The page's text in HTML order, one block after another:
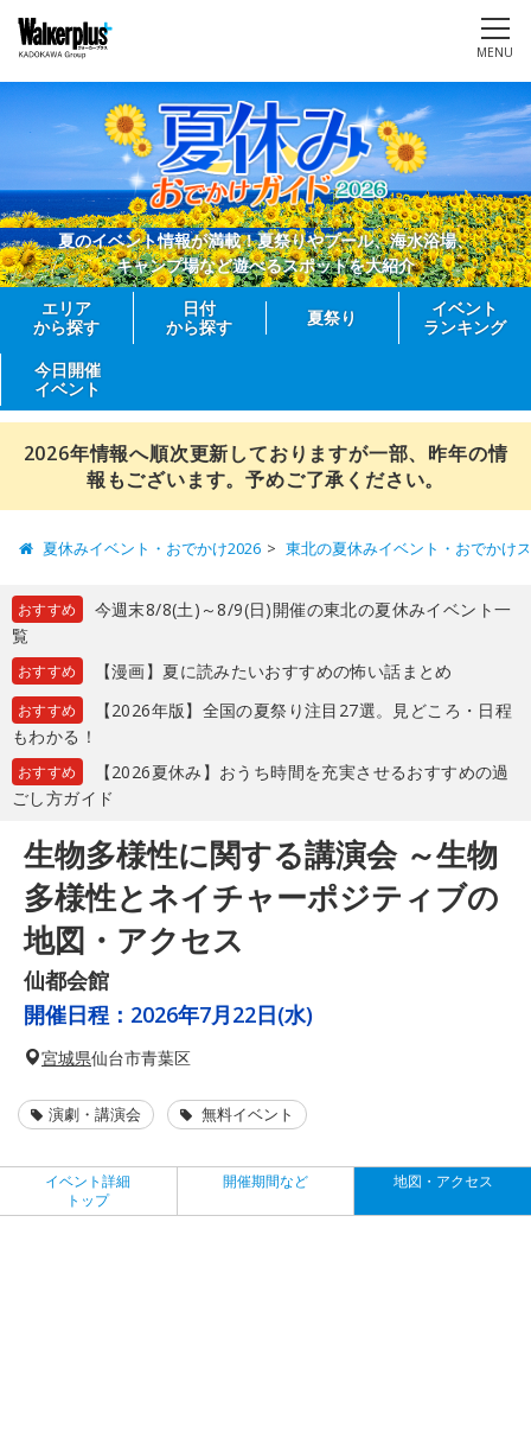
MENU
夏のイベント情報が満載！夏祭りやプール、海水浴場、
キャンプ場など遊べるスポットを大紹介
エリア
から探す
日付
から探す
夏祭り
イベント
ランキング
今日開催
イベント
2026年情報へ順次更新しておりますが一部、昨年の情
報もございます。予めご了承ください。
夏休みイベント・おでかけ2026 東北の夏休みイベント・おでかけ
おすすめ
今週末8/8(土)～8/9(日)開催の東北の夏休みイベント一
覧
おすすめ 【漫画】夏に読みたいおすすめの怖い話まとめ
おすすめ
【2026年版】全国の夏祭り注目27選。見どころ・日程
もわかる！
おすすめ
【2026夏休み】おうち時間を充実させるおすすめの過
ごし方ガイド
生物多様性に関する講演会 ～生物
多様性とネイチャーポジティブの
地図・アクセス
仙都会館
開催日程： 2026年7月22日(水)
宮城県仙台市青葉区
演劇・講演会 無料イベント
イベント詳細
トップ
開催期間など 地図・アクセス